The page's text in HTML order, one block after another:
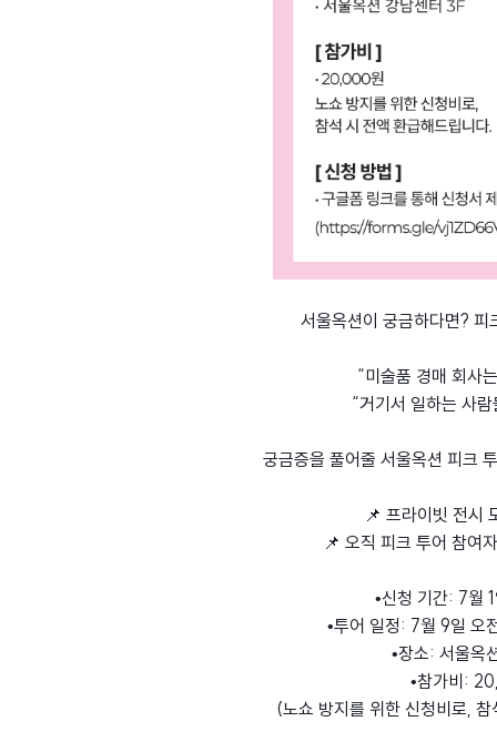
서울옥션이 궁금하다면?
“미술품 경매 회사
“거기서 일하는 사
궁금증을 풀어줄 서울옥션 피크
📌 프라이빗 전시
📌 오직 피크 투어 참여
•신청 기간: 7월
•투어 일정: 7월 9일 오
•장소: 서울옥
•참가비:
(노쇼 방지를 위한 신청비로,